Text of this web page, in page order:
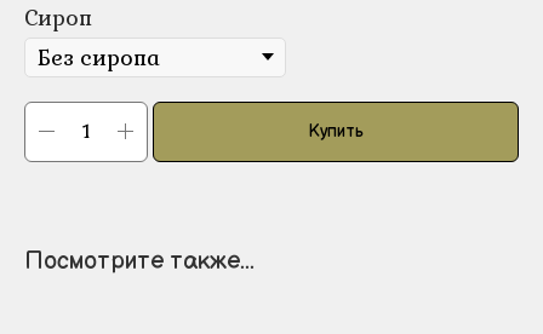
Сироп
Купить
Посмотрите также...